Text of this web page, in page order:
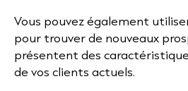
Vous pouvez également
pour trouver de nouveaux
présentent des
de vos clients actuels.